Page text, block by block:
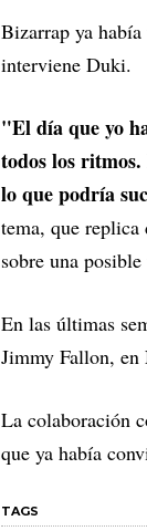
Bizarrap ya
interviene Duki.
"El día que yo
todos los ritmos.
lo que podría
tema, que replica
sobre una
En las últimas
Jimmy Fallon, en
La colaboración
que ya había
TAGS